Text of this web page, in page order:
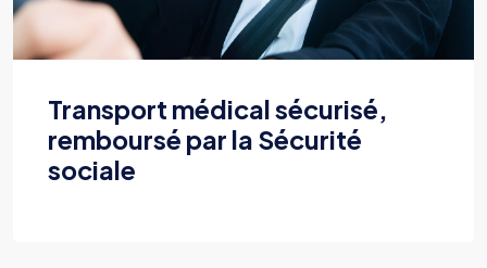
Transport médical sécurisé,
remboursé par la Sécurité
sociale